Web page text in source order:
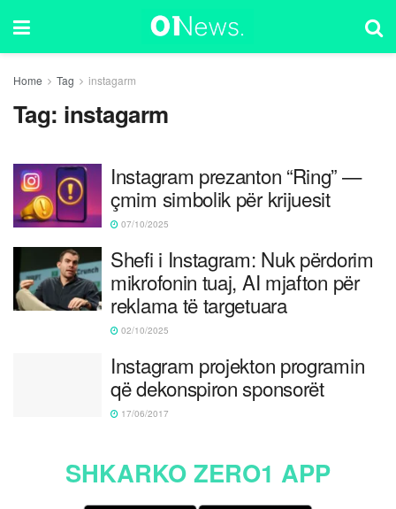
Home Tag instagarm
Tag: instagarm
Instagram prezanton “Ring” —
çmim simbolik për krijuesit
07/10/2025
Shefi i Instagram: Nuk përdorim
mikrofonin tuaj, AI mjafton për
reklama të targetuara
02/10/2025
Instagram projekton programin
që dekonspiron sponsorët
17/06/2017
SHKARKO ZERO1 APP